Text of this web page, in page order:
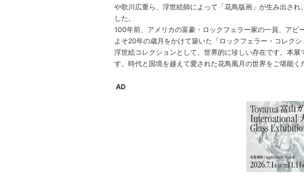
や歌川広重ら、浮世絵師によって「花鳥版画」が生み出さ
した。
100年前、アメリカの富豪・ロックフェラー家の一員、ア
よそ20年の歳月をかけて築いた「ロックフェラー・コレク
浮世絵コレクションとして、世界的に珍しい存在です。本
す。時代と国境を越えて愛された花鳥風月の世界をご堪能く
AD